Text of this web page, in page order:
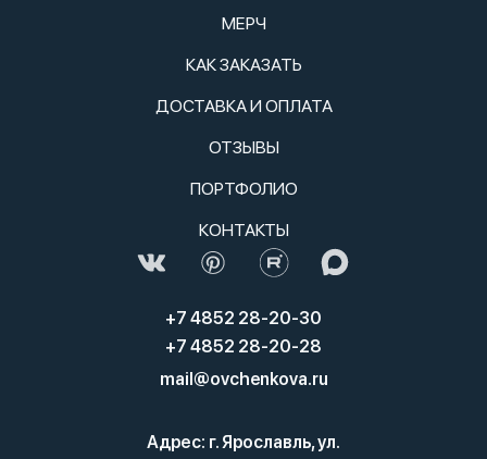
МЕРЧ
КАК ЗАКАЗАТЬ
ДОСТАВКА И ОПЛАТА
ОТЗЫВЫ
ПОРТФОЛИО
КОНТАКТЫ
+7 4852 28-20-30
+7 4852 28-20-28
mail@ovchenkova.ru
Адрес: г. Ярославль, ул.